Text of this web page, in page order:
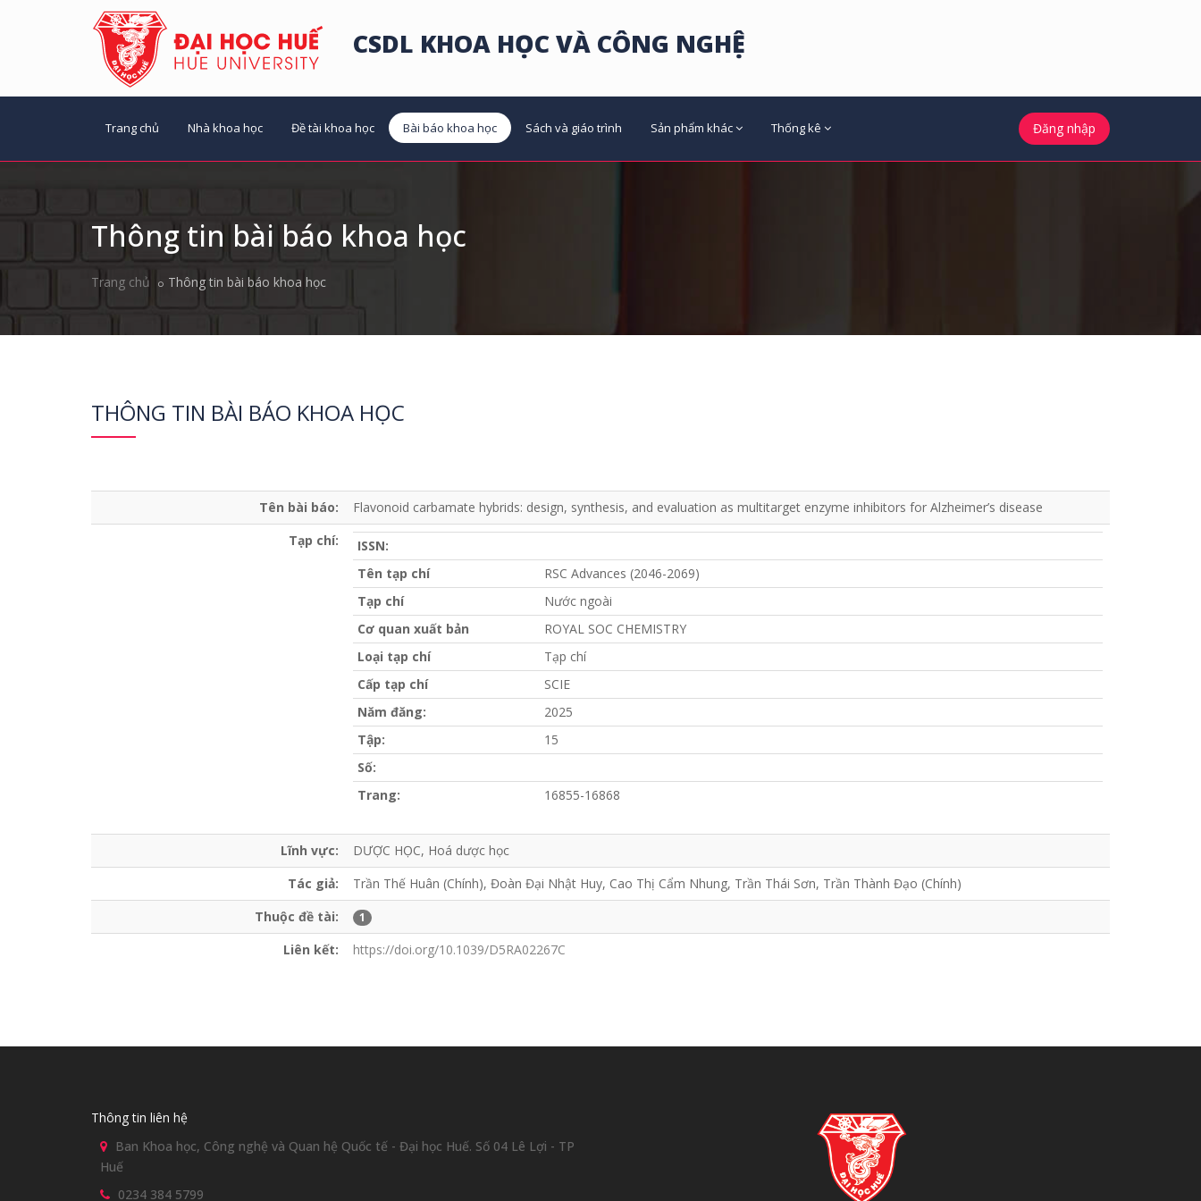
CSDL KHOA HỌC VÀ CÔNG NGHỆ
Trang chủ Nhà khoa học Đề tài khoa học Bài báo khoa học Sách và giáo trình Sản phẩm khác Thống kê Đăng nhập
Thông tin bài báo khoa học
Trang chủ Thông tin bài báo khoa học
THÔNG TIN BÀI BÁO KHOA HỌC
Tên bài báo:
Flavonoid carbamate hybrids: design, synthesis, and evaluation as multitarget enzyme inhibitors for Alzheimer’s disease
Tạp chí:
ISSN:
Tên tạp chí
RSC Advances (2046-2069)
Tạp chí
Nước ngoài
Cơ quan xuất bản
ROYAL SOC CHEMISTRY
Loại tạp chí
Tạp chí
Cấp tạp chí
SCIE
Năm đăng:
2025
Tập:
15
Số:
Trang:
16855-16868
Lĩnh vực:
DƯỢC HỌC, Hoá dược học
Tác giả:
Trần Thế Huân (Chính), Đoàn Đại Nhật Huy, Cao Thị Cẩm Nhung, Trần Thái Sơn, Trần Thành Đạo (Chính)
Thuộc đề tài:
1
Liên kết: https://doi.org/10.1039/D5RA02267C
Thông tin liên hệ
Ban Khoa học, Công nghệ và Quan hệ Quốc tế - Đại học Huế. Số 04 Lê Lợi - TP
Huế
0234 384 5799